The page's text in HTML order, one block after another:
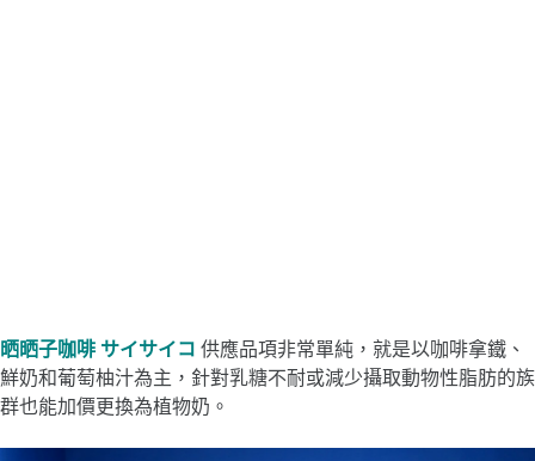
晒晒子咖啡 サイサイコ 供應品項非常單純，就是以咖啡拿鐵、
鮮奶和葡萄柚汁為主，針對乳糖不耐或減少攝取動物性脂肪的族
群也能加價更換為植物奶。